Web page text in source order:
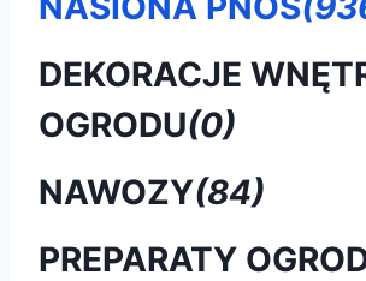
DEKORACJE
OGRODU(0)
NAWOZY(84)
PREPARATY